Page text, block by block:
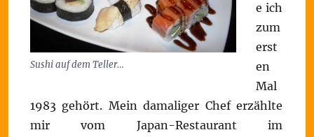
Sushi auf dem Teller…
e ich
zum
erst
en
Mal
1983 gehört. Mein damaliger Chef erzählte
mir vom Japan-Restaurant im